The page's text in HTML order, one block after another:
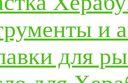
и
для